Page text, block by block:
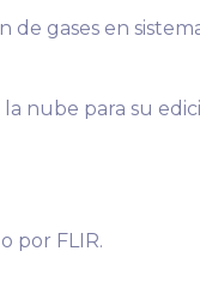
gases en
nube para su
por FLIR.